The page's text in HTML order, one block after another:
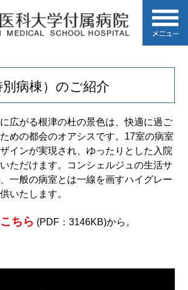
別病棟）のご紹介
広がる根津の杜の景色は、快適に過ご
めの都会のオアシスです。17室の病室
インが実現され、ゆったりとした入院
ただけます。コンシェルジュの生活サ
一般の病室とは一線を画すハイグレー
いたします。
こちら (PDF：3146KB)から。